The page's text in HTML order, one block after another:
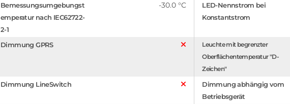
Bemessungsumgebungst
emperatur nach IEC62722-
2-1
-30.0 °C
LED-Nennstrom bei
Konstantstrom
Dimmung GPRS
Leuchte mit begrenzter
Oberflächentemperatur "D-
Zeichen"
Dimmung LineSwitch
Dimmung abhängig vom
Betriebsgerät